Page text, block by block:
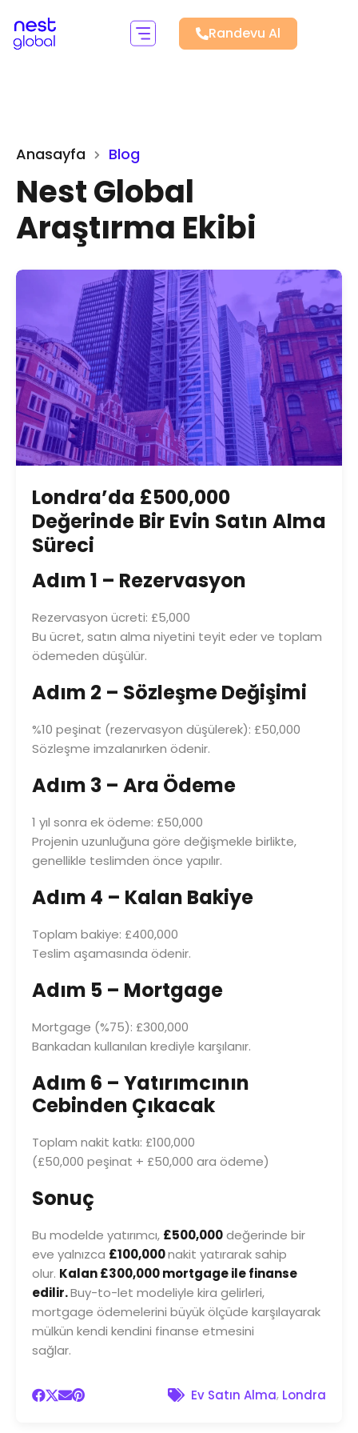
Randevu Al
Anasayfa Blog
Nest Global
Araştırma Ekibi
Londra’da £500,000
Değerinde Bir Evin Satın Alma
Süreci
Adım 1 – Rezervasyon
Rezervasyon ücreti: £5,000
Bu ücret, satın alma niyetini teyit eder ve toplam
ödemeden düşülür.
Adım 2 – Sözleşme Değişimi
%10 peşinat (rezervasyon düşülerek): £50,000
Sözleşme imzalanırken ödenir.
Adım 3 – Ara Ödeme
1 yıl sonra ek ödeme: £50,000
Projenin uzunluğuna göre değişmekle birlikte,
genellikle teslimden önce yapılır.
Adım 4 – Kalan Bakiye
Toplam bakiye: £400,000
Teslim aşamasında ödenir.
Adım 5 – Mortgage
Mortgage (%75): £300,000
Bankadan kullanılan krediyle karşılanır.
Adım 6 – Yatırımcının
Cebinden Çıkacak
Toplam nakit katkı: £100,000
(£50,000 peşinat + £50,000 ara ödeme)
Sonuç
Bu modelde yatırımcı, £500,000değerinde bir
eve yalnızca £100,000nakit yatırarak sahip
olur. Kalan £300,000 mortgage ile finanse
edilir.Buy-to-let modeliyle kira gelirleri,
mortgage ödemelerini büyük ölçüde karşılayarak
mülkün kendi kendini finanse etmesini
sağlar.
Ev Satın Alma, Londra